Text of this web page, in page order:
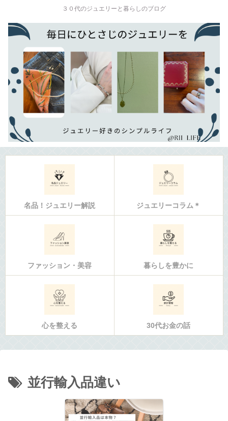
３０代のジュエリーと暮らしのブログ
名品！ジュエリー解説 ジュエリーコラム＊
ファッション・美容 暮らしを豊かに
心を整える 30代お金の話
並行輸入品違い